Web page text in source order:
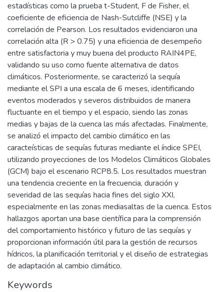
estadísticas como la prueba t-Student, F de Fisher, el
coeficiente de eficiencia de Nash-Sutcliffe (NSE) y la
correlación de Pearson. Los resultados evidenciaron una
correlación alta (R > 0.75) y una eficiencia de desempeño
entre satisfactoria y muy buena del producto RAIN4PE,
validando su uso como fuente alternativa de datos
climáticos. Posteriormente, se caracterizó la sequía
mediante el SPI a una escala de 6 meses, identificando
eventos moderados y severos distribuidos de manera
fluctuante en el tiempo y el espacio, siendo las zonas
medias y bajas de la cuenca las más afectadas. Finalmente,
se analizó el impacto del cambio climático en las
caracteísticas de sequías futuras mediante el índice SPEI,
utilizando proyecciones de los Modelos Climáticos Globales
(GCM) bajo el escenario RCP8.5. Los resultados muestran
una tendencia creciente en la frecuencia, duración y
severidad de las sequías hacia fines del siglo XXI,
especialmente en las zonas mediasaltas de la cuenca. Estos
hallazgos aportan una base científica para la comprensión
del comportamiento histórico y futuro de las sequías y
proporcionan información útil para la gestión de recursos
hídricos, la planificación territorial y el diseño de estrategias
de adaptación al cambio climático.
Keywords